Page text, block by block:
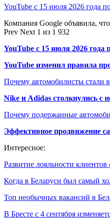
YouTube с 15 июля 2026 года
Компания Google объявила,
Prev Next 1 из 1 932
YouTube с 15 июля 2026
YouTube изменил правила
Почему автомобилисты стали
Nike и Adidas столкнулись с
Почему подержанные
Эффективное продвижение
Интересное:
Развитие лояльности
Когда в Беларуси был самый
Топ необычных вакансий в
В Бресте с 4 сентября